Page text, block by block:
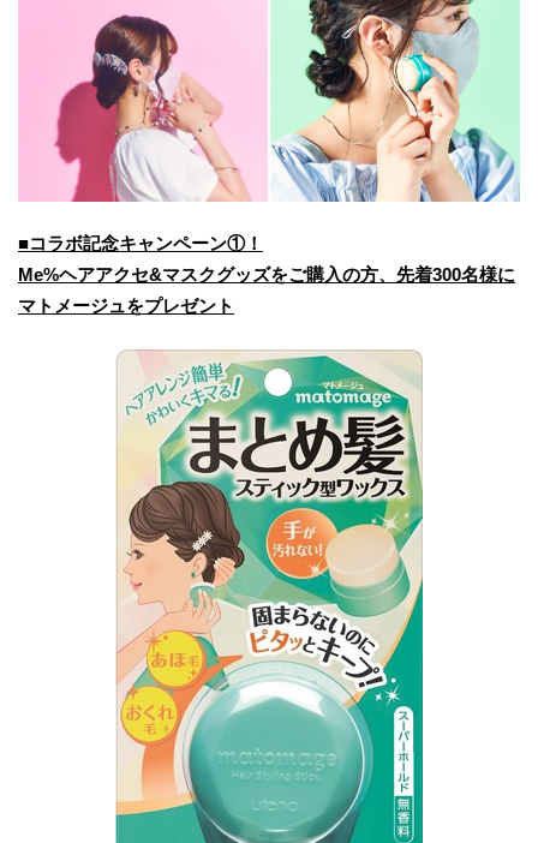
■コラボ記念キャンペーン①！
Me%ヘアアクセ&マスクグッズをご購入の方、先着300名様に
マトメージュをプレゼント